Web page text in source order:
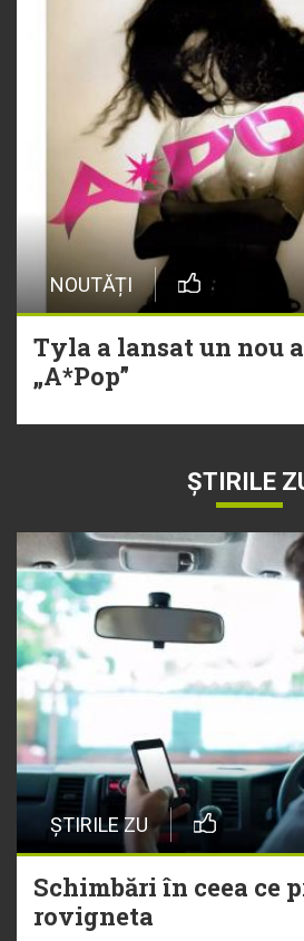
NOUTĂȚI
Tyla a lansat un nou
„A*Pop”
ȘTIRILE
ȘTIRILE ZU
Schimbări în ceea ce
rovigneta